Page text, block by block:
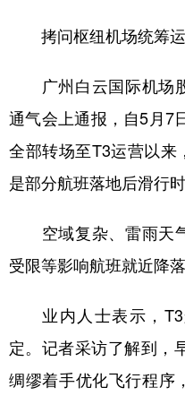
拷问枢纽机场统筹运
广州白云国际机场
通气会上通报，自5月7
全部转场至T3运营以来
是部分航班落地后滑行时
空域复杂、雷雨天
受限等影响航班就近降
业内人士表示，T3
定。记者采访了解到，
绸缪着手优化飞行程序